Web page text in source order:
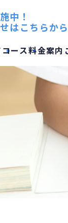
コース料金案内
中！
はこちらから